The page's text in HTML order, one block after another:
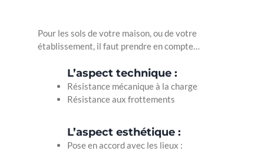
Pour les sols de votre maison, ou de votre
établissement, il faut prendre en compte…
L’aspect technique :
Résistance mécanique à la charge
Résistance aux frottements
L’aspect esthétique :
Pose en accord avec les lieux :